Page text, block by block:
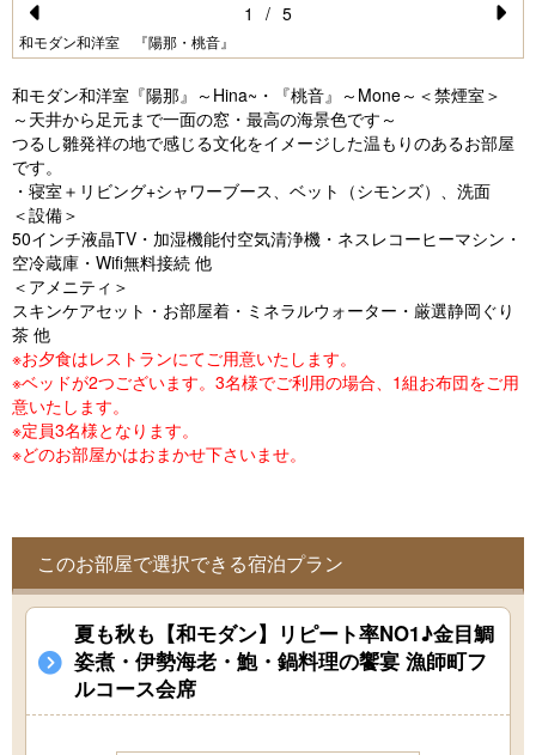
Pr
vi
o
u
s
和モダン和洋室 『陽那・桃音』
1 / 5
和モダン和洋室『陽那』～Hina~・『桃音』～Mone～＜禁煙室＞
～天井から足元まで一面の窓・最高の海景色です～
つるし雛発祥の地で感じる文化をイメージした温もりのあるお部屋
です。
・寝室＋リビング+シャワーブース、ベット（シモンズ）、洗面
＜設備＞
50インチ液晶TV・加湿機能付空気清浄機・ネスレコーヒーマシン・
空冷蔵庫・Wifi無料接続 他
＜アメニティ＞
スキンケアセット・お部屋着・ミネラルウォーター・厳選静岡ぐり
茶 他
※お夕食はレストランにてご用意いたします。
※ベッドが2つございます。3名様でご利用の場合、1組お布団をご用
意いたします。
※定員3名様となります。
※どのお部屋かはおまかせ下さいませ。
このお部屋で選択できる宿泊プラン
夏も秋も【和モダン】リピート率NO1♪金目鯛
姿煮・伊勢海老・鮑・鍋料理の饗宴 漁師町フ
ルコース会席